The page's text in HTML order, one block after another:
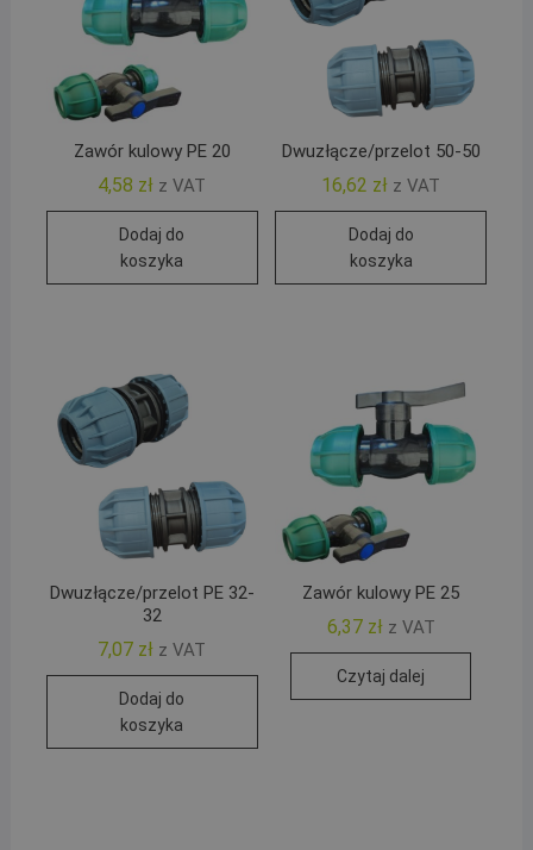
Zawór kulowy PE 20
4,58 zł z VAT
Dodaj do
koszyka
Dwuzłącze/przelot 50-50
16,62 zł z VAT
Dodaj do
koszyka
Dwuzłącze/przelot PE 32-
32
7,07 zł z VAT
Dodaj do
koszyka
Zawór kulowy PE 25
6,37 zł z VAT
Czytaj dalej